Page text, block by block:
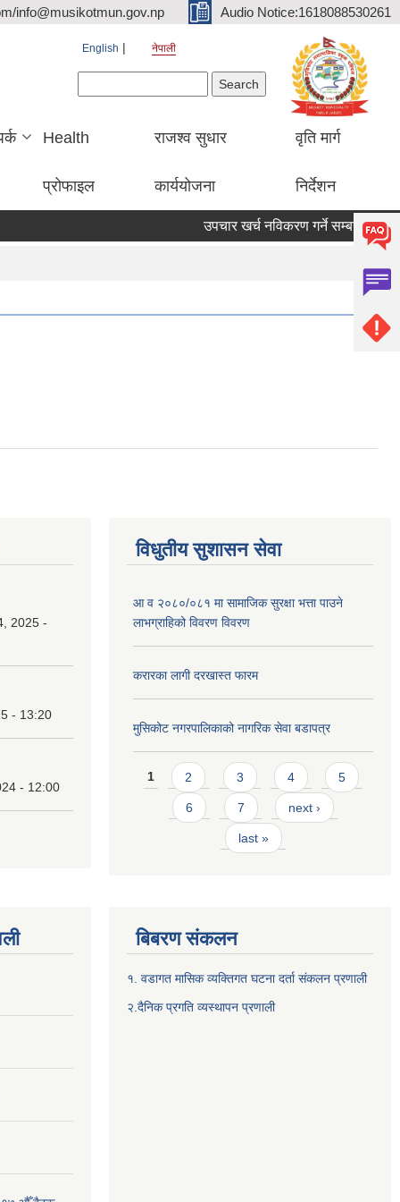
info@musikotmun.gov.np Audio Notice:1618088530261
English नेपाली
Health
प्रोफाइल
राजश्व सुधार
कार्ययोजना
वृति मार्ग
निर्देशन
उपचार खर्च नविकरण गर्ने सम्बन्धमा
2025 -
- 13:20
- 12:00
विधुतीय सुशासन सेवा
आ व २०८०/०८१ मा सामाजिक सुरक्षा भत्ता पाउने
लाभग्राहिको विवरण विवरण
करारका लागी दरखास्त फारम
मुसिकोट नगरपालिकाको नागरिक सेवा बडापत्र
Pages
1 2 3 4 5
6 7 next ›
last »
बिबरण संकलन
१. वडागत मासिक व्यक्तिगत घटना दर्ता संकलन प्रणाली
२.दैनिक प्रगति व्यस्थापन प्रणाली